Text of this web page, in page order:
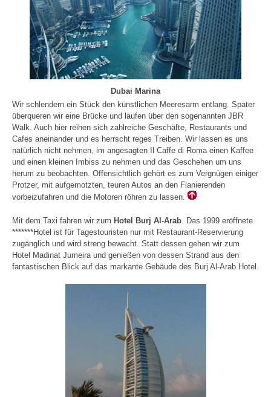
Dubai Marina
Wir schlendern ein Stück den künstlichen Meeresarm entlang. Später
überqueren wir eine Brücke und laufen über den sogenannten JBR
Walk. Auch hier reihen sich zahlreiche Geschäfte, Restaurants und
Cafes aneinander und es herrscht reges Treiben. Wir lassen es uns
natürlich nicht nehmen, im angesagten Il Caffe di Roma einen Kaffee
und einen kleinen Imbiss zu nehmen und das Geschehen um uns
herum zu beobachten. Offensichtlich gehört es zum Vergnügen einiger
Protzer, mit aufgemotzten, teuren Autos an den Flanierenden
vorbeizufahren und die Motoren röhren zu lassen.
Mit dem Taxi fahren wir zum Hotel Burj Al-Arab . Das 1999 eröffnete
*******Hotel ist für Tagestouristen nur mit Restaurant-Reservierung
zugänglich und wird streng bewacht. Statt dessen gehen wir zum
Hotel Madinat Jumeira und genießen von dessen Strand aus den
fantastischen Blick auf das markante Gebäude des Burj Al-Arab Hotel.